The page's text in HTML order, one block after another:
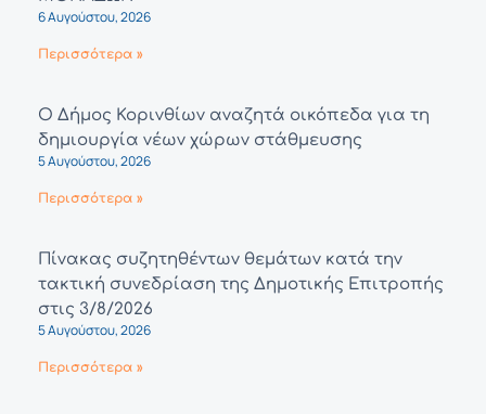
6 Αυγούστου, 2026
Περισσότερα »
Ο Δήμος Κορινθίων αναζητά οικόπεδα για τη
δημιουργία νέων χώρων στάθμευσης
5 Αυγούστου, 2026
Περισσότερα »
Πίνακας συζητηθέντων θεμάτων κατά την
τακτική συνεδρίαση της Δημοτικής Επιτροπής
στις 3/8/2026
5 Αυγούστου, 2026
Περισσότερα »